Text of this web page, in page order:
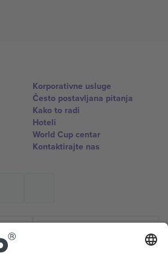
Korporativne usluge
Često postavljana pitanja
Kako to radi
Hoteli
World Cup centar
Kontaktirajte nas